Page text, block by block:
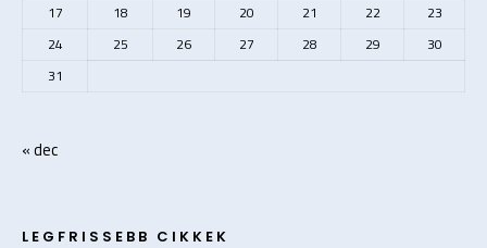
17
18 19 20 21 22
23
24
25 26 27 28 29
30
31
« dec
LEGFRISSEBB CIKKEK